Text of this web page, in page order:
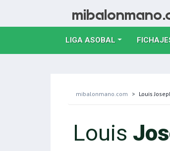
LIGA ASOBAL
mibalonmano.com Louis
Louis